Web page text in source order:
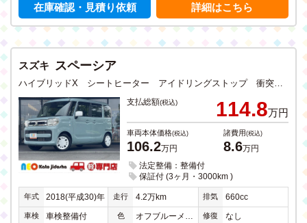
在庫確認・見積り依頼 詳細はこちら
スズキ スペーシア
ハイブリッドX シートヒーター アイドリングストップ 衝突軽減ブレーキ CD DVD フルセグTV SDナビ Bluetooth バックカメラ 両側電動スライドドア 禁煙
支払総額(税込) 114.8万円
車両本体価格(税込)
106.2万円
諸費用(税込)
8.6万円
法定整備：整備付
保証付 (3ヶ月・3000km )
年式 2018(平成30)年 走行 4.2万km 排気 660cc
車検 車検整備付 色 オフブルーメタリック 修復 なし